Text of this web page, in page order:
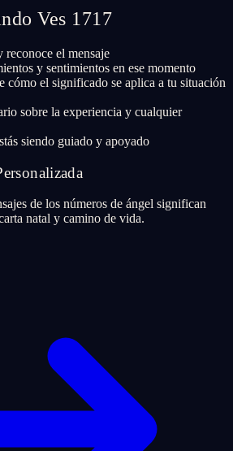
Ves 1717
reconoce el mensaje
y sentimientos en ese momento
cómo el significado se aplica a tu situación
sobre la experiencia y cualquier
siendo guiado y apoyado
de los números de ángel significan
natal y camino de vida.